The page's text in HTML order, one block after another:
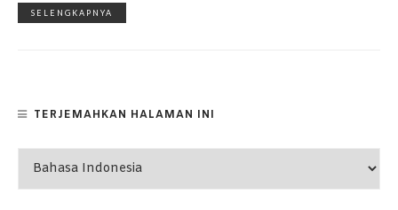
SELENGKAPNYA
TERJEMAHKAN HALAMAN INI